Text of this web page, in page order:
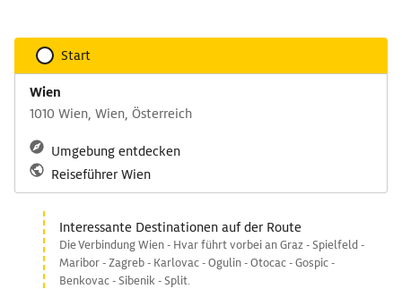
Start
Wien
1010 Wien, Wien, Österreich
Umgebung entdecken
Reiseführer Wien
Interessante Destinationen auf der Route
Die Verbindung Wien - Hvar führt vorbei an Graz - Spielfeld -
Maribor - Zagreb - Karlovac - Ogulin - Otocac - Gospic -
Benkovac - Sibenik - Split.